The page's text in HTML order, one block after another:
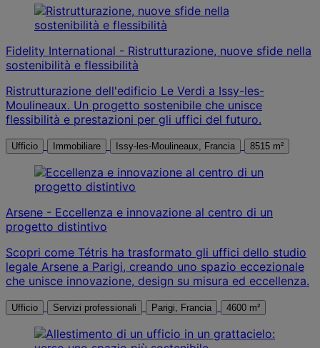
Fidelity International - Ristrutturazione, nuove sfide nella
sostenibilità e flessibilità
Ristrutturazione dell'edificio Le Verdi a Issy-les-
Moulineaux. Un progetto sostenibile che unisce
flessibilità e prestazioni per gli uffici del futuro.
Ufficio Immobiliare Issy-les-Moulineaux, Francia 8515 m²
Arsene - Eccellenza e innovazione al centro di un
progetto distintivo
Scopri come Tétris ha trasformato gli uffici dello studio
legale Arsene a Parigi, creando uno spazio eccezionale
che unisce innovazione, design su misura ed eccellenza.
Ufficio Servizi professionali Parigi, Francia 4600 m²